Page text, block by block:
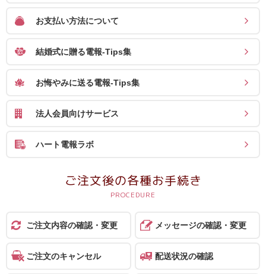
お支払い方法について
結婚式に贈る電報-Tips集
お悔やみに送る電報-Tips集
法人会員向けサービス
ハート電報ラボ
ご注文後の各種お手続き
ご注文内容の確認・変更 メッセージの確認・変更
ご注文のキャンセル 配送状況の確認